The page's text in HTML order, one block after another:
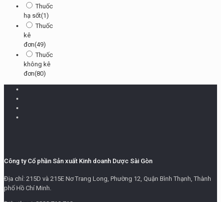
Thuốc
hạ sốt(1)
Thuốc
kê
đơn(49)
Thuốc
không kê
đơn(80)
Công ty Cổ phần Sản xuất Kinh doanh Dược Sài Gòn
Địa chỉ: 215D và 215E Nơ Trang Long, Phường 12, Quận Bình Thạnh, Thành
phố Hồ Chí Minh.